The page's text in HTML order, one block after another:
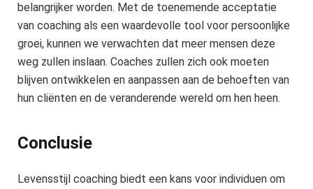
belangrijker worden. Met de toenemende acceptatie
van coaching als een waardevolle tool voor persoonlijke
groei, kunnen we verwachten dat meer mensen deze
weg zullen inslaan. Coaches zullen zich ook moeten
blijven ontwikkelen en aanpassen aan de behoeften van
hun cliënten en de veranderende wereld om hen heen.
Conclusie
Levensstijl coaching biedt een kans voor individuen om